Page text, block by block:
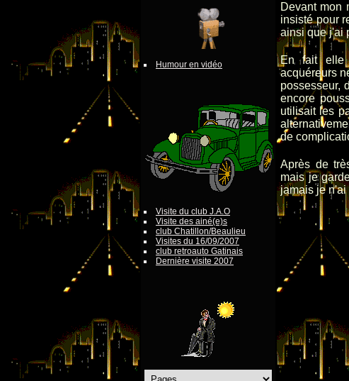
Humour en vidéo
Visite du club J.A.O
Visite des ainé(e)s
club Chatillon/Beaulieu
Visites du 16/09/2007
club retroauto Gatinais
Dernière visite 2007
Devant mon
insisté pour
ainsi que j'ai
En fait elle
acquéreurs
possesseur,
encore
utilisait les
de
Après de
mais je
jamais je n'ai